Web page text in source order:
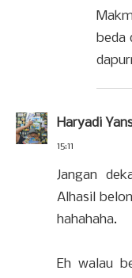
beda
Haryadi
15:11
Jangan
Alhasil
hahahaha.
Eh walau